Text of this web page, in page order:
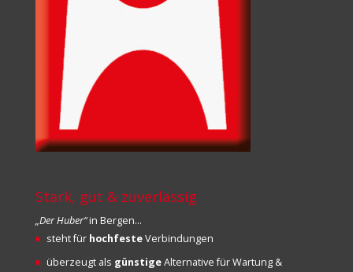
Stark, gut & zuverlässig
„Der Huber“in Bergen…
steht für hochfesteVerbindungen
überzeugt als günstigeAlternative für Wartung &